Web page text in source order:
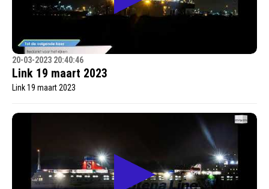
20-03-2023 20:40:46
Link 19 maart 2023
Link 19 maart 2023